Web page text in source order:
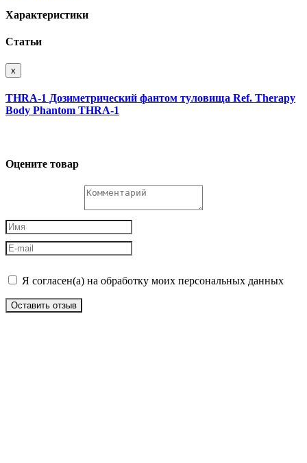
Характеристики
Статьи
x
THRA-1 Дозиметрический фантом туловища Ref. Therapy
Body Phantom THRA-1
Оцените товар
Я согласен(а) на обработку моих персональных данных
Оставить отзыв